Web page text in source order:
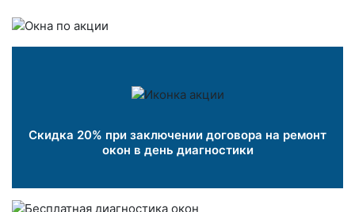
Скидка 20% при заключении договора на ремонт
окон в день диагностики